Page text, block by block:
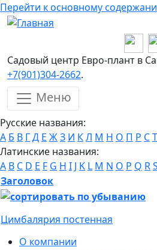
Перейти к основному
Садовый центр Евро-плант в
+7(901)304-2662.
Меню
Русские названия:
А Б В ГД Е ЖЗ И КЛ М Н О П Р СТ
Латинские названия:
A B C D E F G H I J K L M N O P Q RS
Заголовок
Цимбалярия постенная
О компании